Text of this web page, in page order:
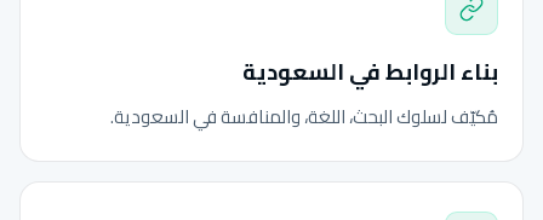
بناء الروابط في السعودية
مُكيّف لسلوك البحث، اللغة، والمنافسة في السعودية.